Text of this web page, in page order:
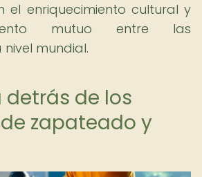
el enriquecimiento cultural y
mutuo entre las
mundial.
detrás de los
zapateado y